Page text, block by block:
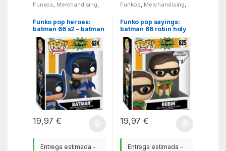
Funkos Merchandising
Funko pop heroes:
batman 66 s2 – batman
w – bomb
19,97€
Entrega estimada -
Funkos Merchandising
Funko pop sayings:
batman 66 robin holy
bat – trap
19,97€
Entrega estimada -